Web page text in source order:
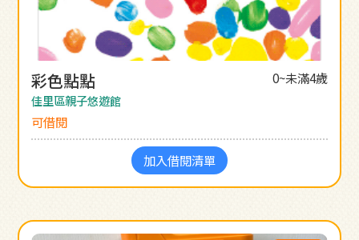
彩色點點 0~未滿4歲
佳里區親子悠遊館
可借閱
加入借閱清單